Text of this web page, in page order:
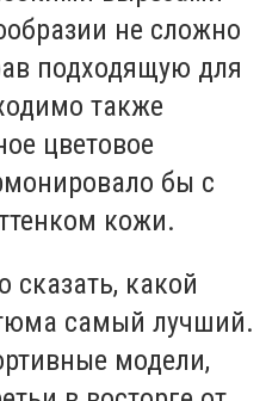
не сложно
подходящую для
также
цветовое
бы с
кожи.
какой
самый лучший.
модели,